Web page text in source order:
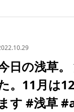
日の浅草
。11月は
す #浅草